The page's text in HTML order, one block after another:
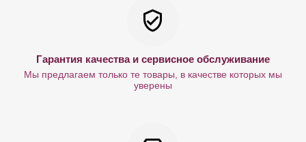
Гарантия качества и сервисное обслуживание
Мы предлагаем только те товары, в качестве которых мы
уверены